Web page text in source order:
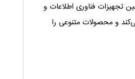
تجهیزات فناوری اطلاعات و
و محصولات متنوعی را